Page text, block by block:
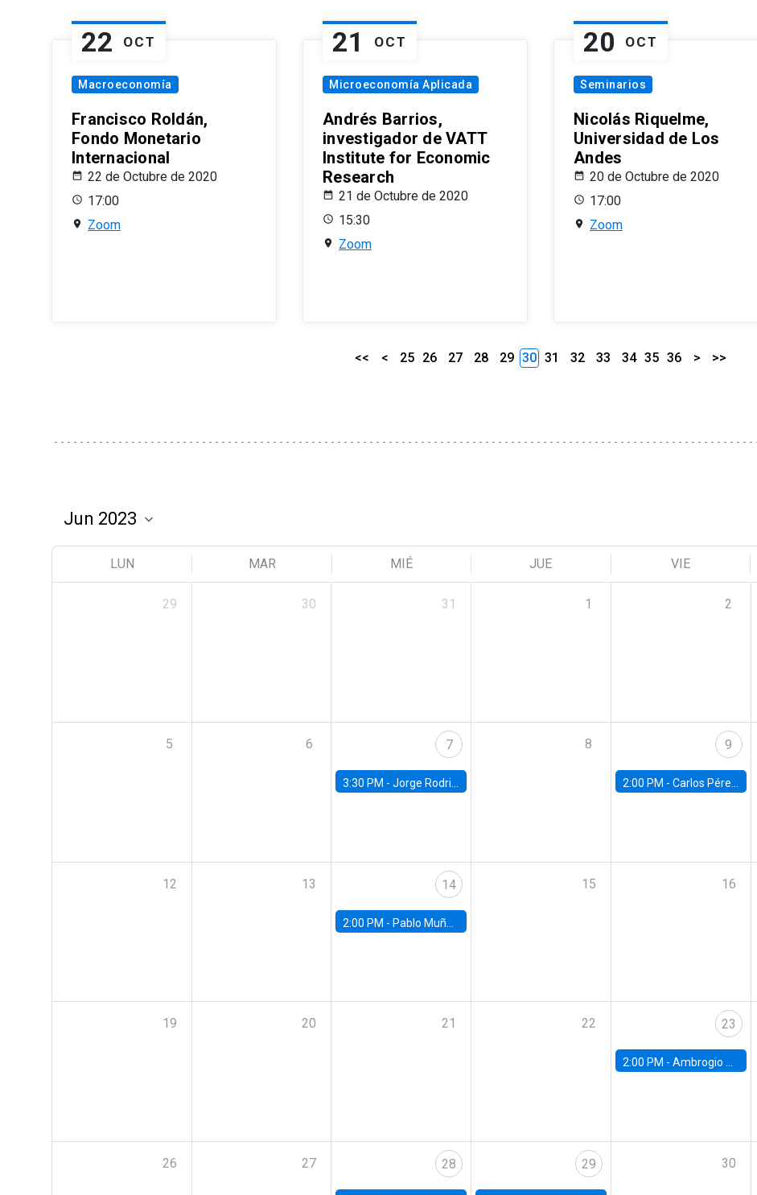
22 OCT
Macroeconomía
Francisco Roldán,
Fondo Monetario
Internacional
22 de Octubre de 2020
17:00
Zoom
21 OCT
Microeconomía Aplicada
Andrés Barrios,
investigador de VATT
Institute for Economic
Research
21 de Octubre de 2020
15:30
Zoom
20 OCT
Seminarios
Nicolás Riquelme,
Universidad de Los
Andes
20 de Octubre de 2020
17:00
Zoom
<< < 25 26 27 28 29 30 31 32 33 34 35 36 > >>
LUN MAR MIÉ JUE VIE
29 30 31 1 2
5 6 7
3:30 PM -Jorge Rodriguez, Universidad de Los Andes
8 9
2:00 PM - Carlos Pérez, Universidad Finis Terrae
12 13 14
2:00 PM - Pablo Muñoz, Universidad de Chile
15 16
19 20 21 22 23
2:00 PM - Ambrogio Cesa-Bianchi, Bank of England
26 27 28 29 30